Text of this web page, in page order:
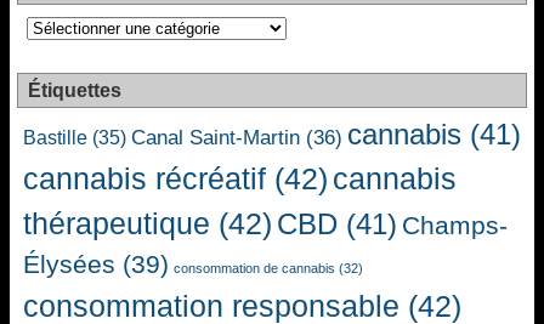
Catégories
Étiquettes
Bastille (35) Canal Saint-Martin (36) cannabis (41)
cannabis récréatif (42) cannabis
thérapeutique (42) CBD (41) Champs-
Élysées (39) consommation de cannabis (32)
consommation responsable (42)